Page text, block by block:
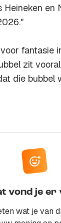
Heineken
fantasie
zit
die bubbel
vond je er
wat je van